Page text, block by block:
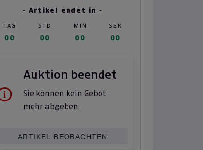
- Artikel endet in -
TAG STD MIN SEK
00 00 00 00
Auktion beendet
Sie können kein Gebot
mehr abgeben.
ARTIKEL BEOBACHTEN